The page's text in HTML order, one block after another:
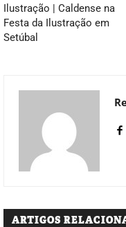
Ilustração | Caldense na
Festa da Ilustração em
Setúbal
ARTIGOS